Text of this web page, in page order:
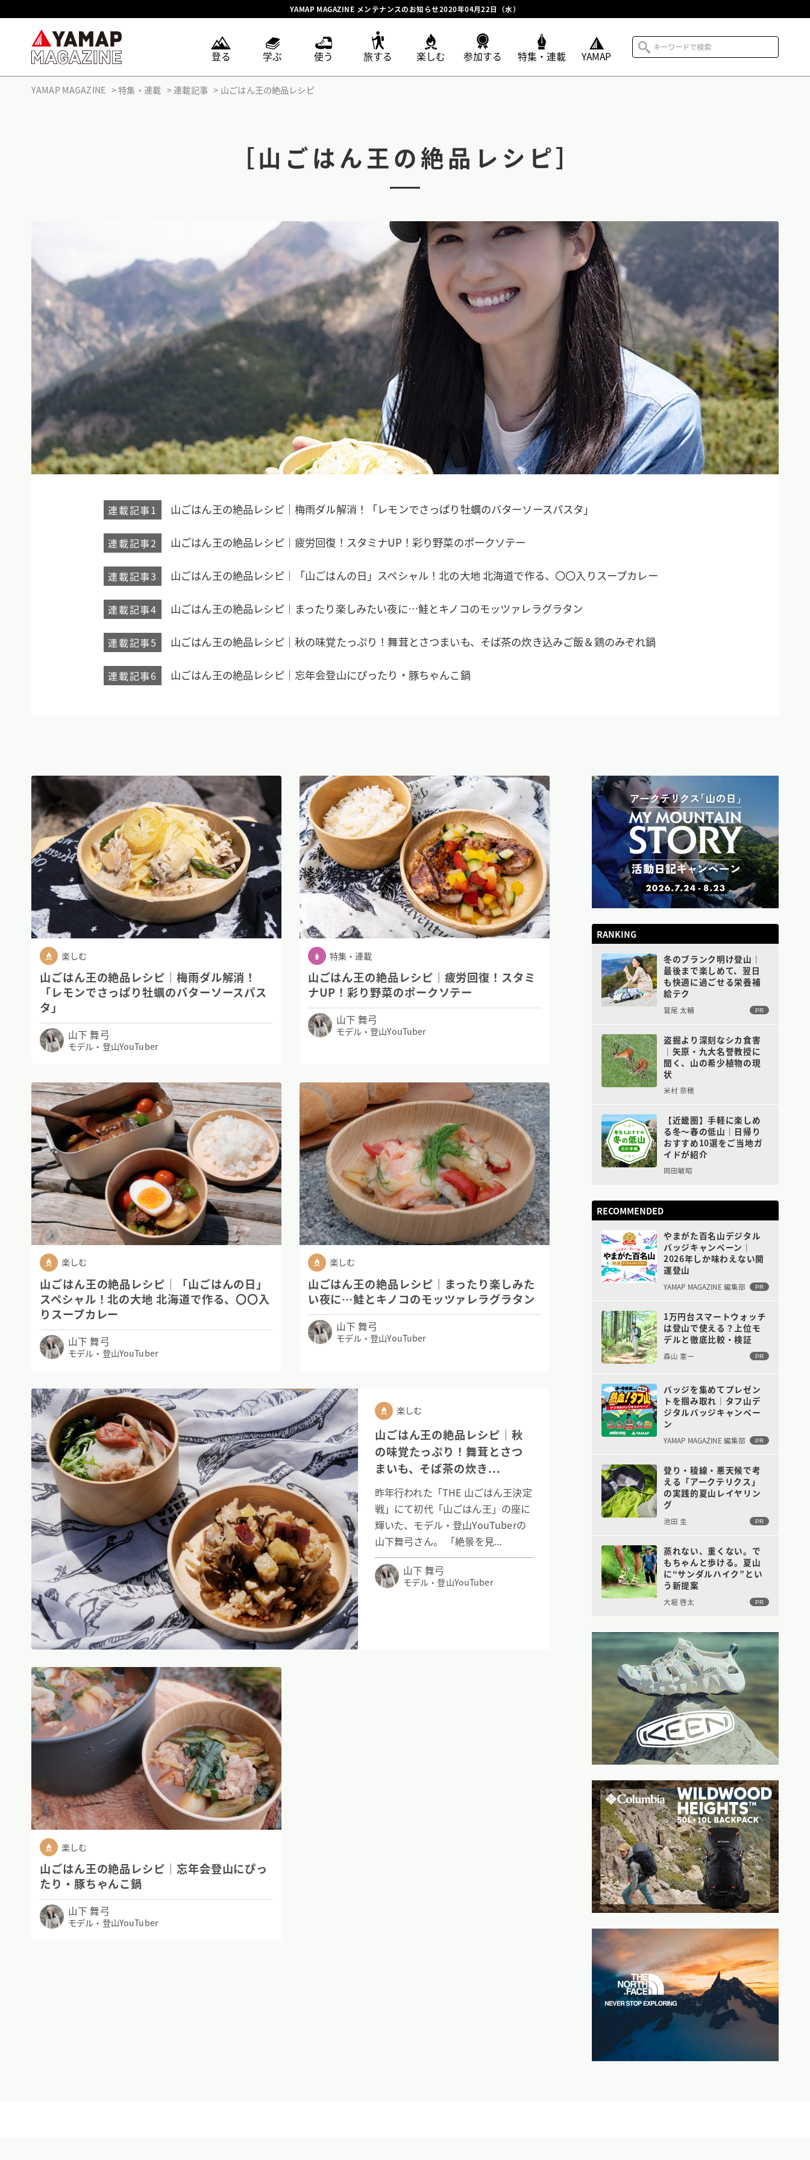
YAMAP MAGAZINE メンテナンスのお知らせ2020年04月22日（水）
登る 学ぶ 使う 旅する 楽しむ 参加する 特集・連載 YAMAP
YAMAP MAGAZINE 特集・連載 連載記事 山ごはん王の絶品レシピ
［山ごはん王の絶品レシピ］
連載記事1 山ごはん王の絶品レシピ｜梅雨ダル解消！「レモンでさっぱり牡蠣のバターソースパスタ」
連載記事2 山ごはん王の絶品レシピ｜疲労回復！スタミナUP！彩り野菜のポークソテー
連載記事3 山ごはん王の絶品レシピ｜「山ごはんの日」スペシャル！北の大地 北海道で作る、〇〇入りスープカレー
連載記事4 山ごはん王の絶品レシピ｜まったり楽しみたい夜に…鮭とキノコのモッツァレラグラタン
連載記事5 山ごはん王の絶品レシピ｜秋の味覚たっぷり！舞茸とさつまいも、そば茶の炊き込みご飯＆鶏のみぞれ鍋
連載記事6 山ごはん王の絶品レシピ｜忘年会登山にぴったり・豚ちゃんこ鍋
楽しむ
山ごはん王の絶品レシピ｜梅雨ダル解消！
「レモンでさっぱり牡蠣のバターソースパス
タ」
山下 舞弓
モデル・登山YouTuber
特集・連載
山ごはん王の絶品レシピ｜疲労回復！スタミ
ナUP！彩り野菜のポークソテー
山下 舞弓
モデル・登山YouTuber
楽しむ
山ごはん王の絶品レシピ｜「山ごはんの日」
スペシャル！北の大地 北海道で作る、〇〇入
りスープカレー
山下 舞弓
モデル・登山YouTuber
楽しむ
山ごはん王の絶品レシピ｜まったり楽しみた
い夜に…鮭とキノコのモッツァレラグラタン
山下 舞弓
モデル・登山YouTuber
楽しむ
山ごはん王の絶品レシピ｜秋
の味覚たっぷり！舞茸とさつ
まいも、そば茶の炊き...
昨年行われた「THE 山ごはん王決定
戦」にて初代「山ごはん王」の座に
輝いた、モデル・登山YouTuberの
山下舞弓さん。 「絶景を見...
山下 舞弓
モデル・登山YouTuber
楽しむ
山ごはん王の絶品レシピ｜忘年会登山にぴっ
たり・豚ちゃんこ鍋
山下 舞弓
モデル・登山YouTuber
RANKING
冬のブランク明け登山｜
最後まで楽しめて、翌日
も快適に過ごせる栄養補
給テク
鷲尾 太輔 PR
盗掘より深刻なシカ食害
｜矢原・九大名誉教授に
聞く、山の希少植物の現
状
米村 奈穂
【近畿圏】手軽に楽しめ
る冬〜春の低山｜日帰り
おすすめ10選をご当地ガ
イドが紹介
岡田敏昭
RECOMMENDED
やまがた百名山デジタル
バッジキャンペーン｜
2026年しか味わえない開
運登山
YAMAP MAGAZINE 編集部 PR
1万円台スマートウォッチ
は登山で使える？上位モ
デルと徹底比較・検証
森山 憲一 PR
バッジを集めてプレゼン
トを掴み取れ｜タフ山デ
ジタルバッジキャンペー
ン
YAMAP MAGAZINE 編集部 PR
登り・稜線・悪天候で考
える「アークテリクス」
の実践的夏山レイヤリン
グ
池田 圭 PR
蒸れない、重くない。で
もちゃんと歩ける。夏山
に“サンダルハイク”とい
う新提案
大堀 啓太 PR